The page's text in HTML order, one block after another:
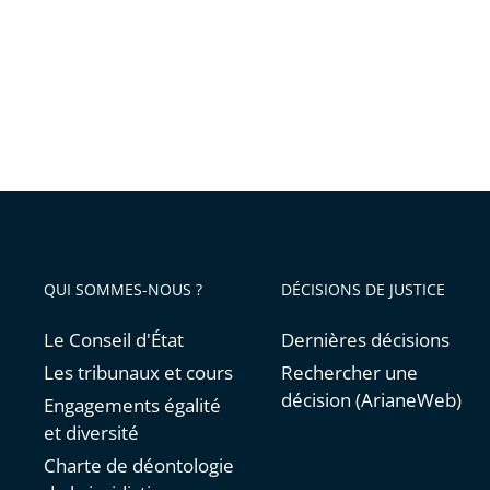
non
QUI SOMMES-NOUS ?
Le Conseil d'État
Les tribunaux et cours
Engagements égalité
et diversité
Charte de déontologie
DÉCISIONS DE JUSTICE
Dernières décisions
Rechercher une
décision (ArianeWeb)